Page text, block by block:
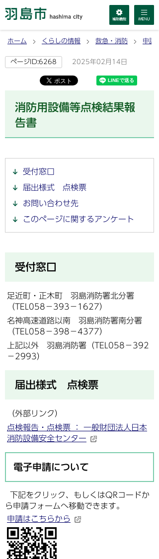
ホーム くらしの情報 救急・消防 申請
ページID:6268 2025年02月14日
消防用設備等点検結果報
告書
受付窓口
届出様式 点検票
お問い合わせ先
このページに関するアンケート
受付窓口
足近町・正木町 羽島消防署北分署
（TEL058－393－1627）
名神高速道路以南 羽島消防署南分署
（TEL058－398－4377）
上記以外 羽島消防署（TEL058－392
－2993）
届出様式 点検票
（外部リンク）
点検報告・点検票 ： 一般財団法人日本
消防設備安全センター
電子申請について
下記をクリック、もしくはQRコードか
ら申請フォームへ移動できます。
申請はこちらから